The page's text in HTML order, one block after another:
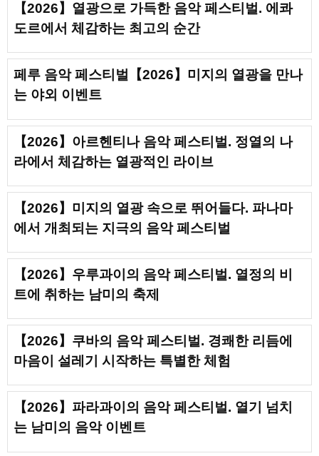
【2026】열광으로 가득한 음악 페스티벌. 에콰
도르에서 체감하는 최고의 순간
페루 음악 페스티벌【2026】미지의 열광을 만나
는 야외 이벤트
【2026】아르헨티나 음악 페스티벌. 정열의 나
라에서 체감하는 열광적인 라이브
【2026】미지의 열광 속으로 뛰어들다. 파나마
에서 개최되는 지극의 음악 페스티벌
【2026】우루과이의 음악 페스티벌. 열정의 비
트에 취하는 남미의 축제
【2026】쿠바의 음악 페스티벌. 경쾌한 리듬에
마음이 설레기 시작하는 특별한 체험
【2026】파라과이의 음악 페스티벌. 열기 넘치
는 남미의 음악 이벤트